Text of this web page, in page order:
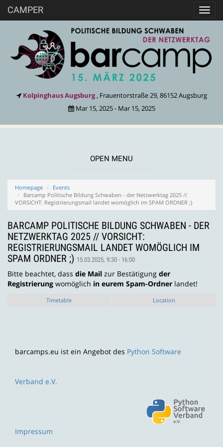
CAMPER
Kolpinghaus Augsburg , Frauentorstraße 29, 86152 Augsburg
Mar 15, 2025 - Mar 15, 2025
OPEN MENU
Homepage
Events
Barcamp Politische Bildung Schwaben - der Netzwerktag 2025 //
VORSICHT: Registrierungsmail landet womöglich im SPAM ORDNER ;)
BARCAMP POLITISCHE BILDUNG SCHWABEN - DER
NETZWERKTAG 2025 // VORSICHT:
REGISTRIERUNGSMAIL LANDET WOMÖGLICH IM
SPAM ORDNER ;) 15.03.2025, 9:30 - 16:00
Bitte beachtet, dass die Mail zur Bestätigung der
Registrierung womöglich in eurem Spam-Ordner landet!
Timetable Location
barcamps.eu ist ein Angebot des Python Software
Verband e.V.
Impressum